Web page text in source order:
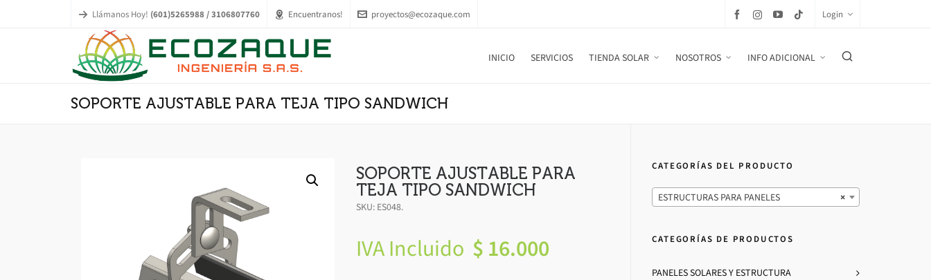
Llámanos Hoy! (601)5265988 / 3106807760 Encuentranos! proyectos@ecozaque.com Login
INICIO SERVICIOS TIENDA SOLAR NOSOTROS INFO ADICIONAL
SOPORTE AJUSTABLE PARA TEJA TIPO SANDWICH
SOPORTE AJUSTABLE PARA
TEJA TIPO SANDWICH
SKU: ES048.
IVA Incluido $ 16.000
CATEGORÍAS DEL PRODUCTO
×
ESTRUCTURAS PARA PANELES
CATEGORÍAS DE PRODUCTOS
PANELES SOLARES Y ESTRUCTURA